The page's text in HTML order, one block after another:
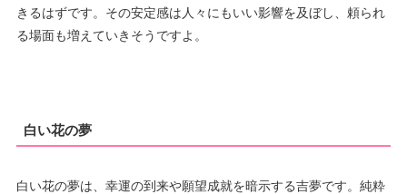
きるはずです。その安定感は人々にもいい影響を及ぼし、頼られ
る場面も増えていきそうですよ。
白い花の夢
白い花の夢は、幸運の到来や願望成就を暗示する吉夢です。純粋